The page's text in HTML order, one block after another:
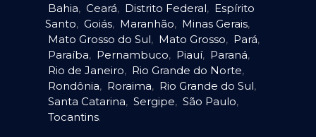
Bahia, Ceará, Distrito Federal, Espírito
Santo, Goiás, Maranhão, Minas Gerais,
Mato Grosso do Sul, Mato Grosso, Pará,
Paraíba, Pernambuco, Piauí, Paraná,
Rio de Janeiro, Rio Grande do Norte,
Rondônia, Roraima, Rio Grande do Sul,
Santa Catarina, Sergipe, São Paulo,
Tocantins.